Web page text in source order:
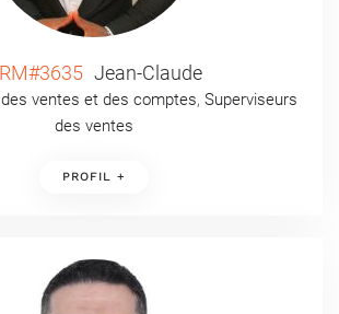
Jean-Claude
ventes et des comptes, Superviseurs
des ventes
PROFIL +